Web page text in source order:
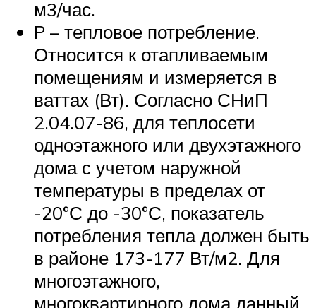
м3/час.
P – тепловое потребление.
Относится к отапливаемым
помещениям и измеряется в
ваттах (Вт). Согласно СНиП
2.04.07-86, для теплосети
одноэтажного или двухэтажного
дома с учетом наружной
температуры в пределах от
-20°С до -30°С, показатель
потребления тепла должен быть
в районе 173-177 Вт/м2. Для
многоэтажного,
многоквартирного дома данный